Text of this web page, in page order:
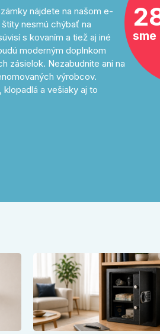
nájdete na našom e-
nesmú chýbať na
s kovaním a tiež aj iné
moderným doplnkom
zásielok. Nezabudnite ani na
výrobcov.
a vešiaky aj to
sme